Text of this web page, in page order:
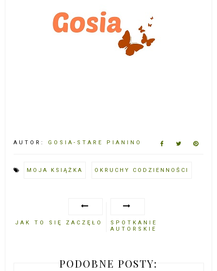
AUTOR: GOSIA-STARE PIANINO
MOJA KSIĄŻKA OKRUCHY CODZIENNOŚCI
JAK TO SIĘ ZACZĘŁO
SPOTKANIE
AUTORSKIE
PODOBNE POSTY: